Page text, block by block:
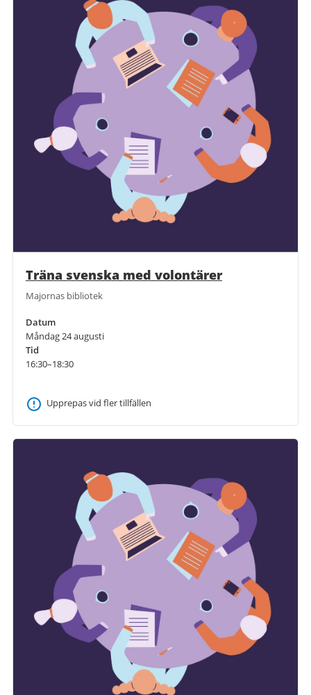
Träna svenska med volontärer
Majornas bibliotek
Datum
Måndag 24 augusti
Tid
16:30–18:30
Upprepas vid fler tillfällen